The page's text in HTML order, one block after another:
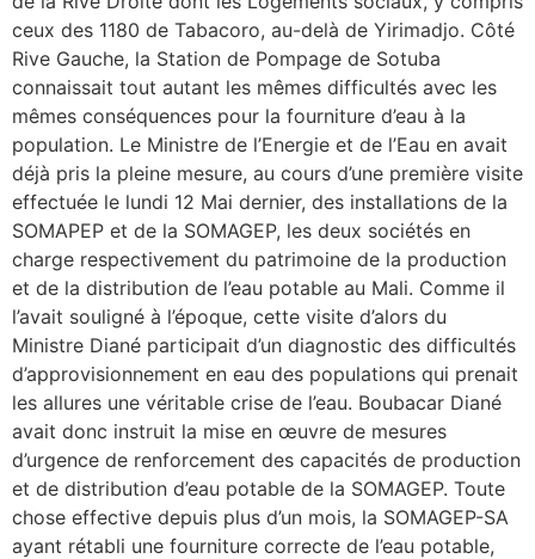
ceux des 1180 de Tabacoro, au-delà de Yirimadjo. Côté
Rive Gauche, la Station de Pompage de Sotuba
connaissait tout autant les mêmes difficultés avec les
mêmes conséquences pour la fourniture d’eau à la
population. Le Ministre de l’Energie et de l’Eau en avait
déjà pris la pleine mesure, au cours d’une première visite
effectuée le lundi 12 Mai dernier, des installations de la
SOMAPEP et de la SOMAGEP, les deux sociétés en
charge respectivement du patrimoine de la production
et de la distribution de l’eau potable au Mali. Comme il
l’avait souligné à l’époque, cette visite d’alors du
Ministre Diané participait d’un diagnostic des difficultés
d’approvisionnement en eau des populations qui prenait
les allures une véritable crise de l’eau. Boubacar Diané
avait donc instruit la mise en œuvre de mesures
d’urgence de renforcement des capacités de production
et de distribution d’eau potable de la SOMAGEP. Toute
chose effective depuis plus d’un mois, la SOMAGEP-SA
ayant rétabli une fourniture correcte de l’eau potable,